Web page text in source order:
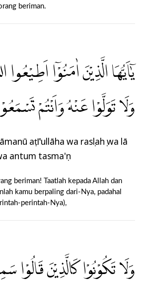
beriman.
يٰٓاَيُّهَا الَّذِيْنَ اٰمَنُوْٓا اَطِيْعُوا
وَلَا تَوَلَّوْا عَنْهُ وَاَنْتُمْ
aṭī'ullāha wa rasụlahụ wa lā
antum tasma'ụn
beriman! Taatlah kepada Allah dan
kamu berpaling dari-Nya, padahal
perintah-Nya),
وَلَا تَكُوْنُوْا كَالَّذِيْنَ قَالُوْا